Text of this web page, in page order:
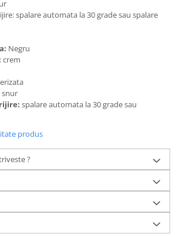
spalare automata la 30 grade sau spalare
Negru
crem
snur
spalare automata la 30 grade sau
produs
?